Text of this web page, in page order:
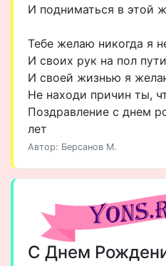
И подниматься в этой
Тебе желаю никогда я
И своих рук на пол
И своей жизнью я
Не находи причин ты,
Поздравление с днем
лет
Автор: Берсанов М.
С Днем